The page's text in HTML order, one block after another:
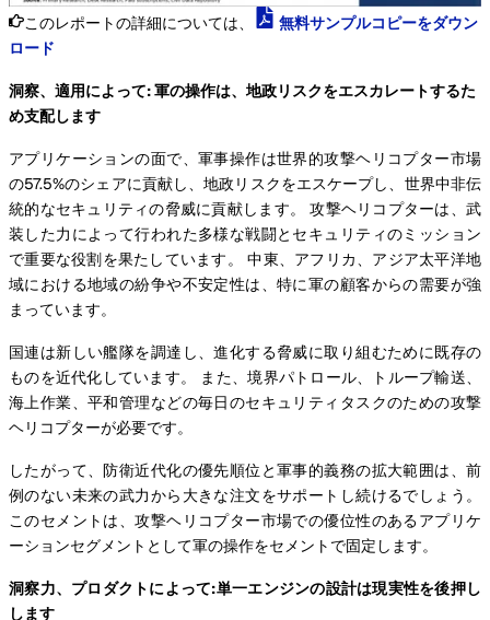
このレポートの詳細については、
無料サンプルコピーをダウン
ロード
洞察、適用によって: 軍の操作は、地政リスクをエスカレートするた
め支配します
アプリケーションの面で、軍事操作は世界的攻撃ヘリコプター市場
の57.5%のシェアに貢献し、地政リスクをエスケープし、世界中非伝
統的なセキュリティの脅威に貢献します。 攻撃ヘリコプターは、武
装した力によって行われた多様な戦闘とセキュリティのミッション
で重要な役割を果たしています。 中東、アフリカ、アジア太平洋地
域における地域の紛争や不安定性は、特に軍の顧客からの需要が強
まっています。
国連は新しい艦隊を調達し、進化する脅威に取り組むために既存の
ものを近代化しています。 また、境界パトロール、トループ輸送、
海上作業、平和管理などの毎日のセキュリティタスクのための攻撃
ヘリコプターが必要です。
したがって、防衛近代化の優先順位と軍事的義務の拡大範囲は、前
例のない未来の武力から大きな注文をサポートし続けるでしょう。
このセメントは、攻撃ヘリコプター市場での優位性のあるアプリケ
ーションセグメントとして軍の操作をセメントで固定します。
洞察力、プロダクトによって:単一エンジンの設計は現実性を後押し
します